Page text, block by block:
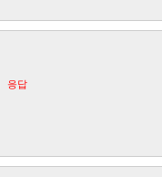
응답